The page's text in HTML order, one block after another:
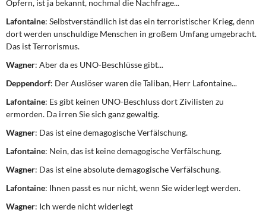
Opfern, ist ja bekannt, nochmal die Nachfrage...
Lafontaine: Selbstverständlich ist das ein terroristischer Krieg, denn
dort werden unschuldige Menschen in großem Umfang umgebracht.
Das ist Terrorismus.
Wagner: Aber da es UNO-Beschlüsse gibt...
Deppendorf: Der Auslöser waren die Taliban, Herr Lafontaine...
Lafontaine: Es gibt keinen UNO-Beschluss dort Zivilisten zu
ermorden. Da irren Sie sich ganz gewaltig.
Wagner: Das ist eine demagogische Verfälschung.
Lafontaine: Nein, das ist keine demagogische Verfälschung.
Wagner: Das ist eine absolute demagogische Verfälschung.
Lafontaine: Ihnen passt es nur nicht, wenn Sie widerlegt werden.
Wagner: Ich werde nicht widerlegt